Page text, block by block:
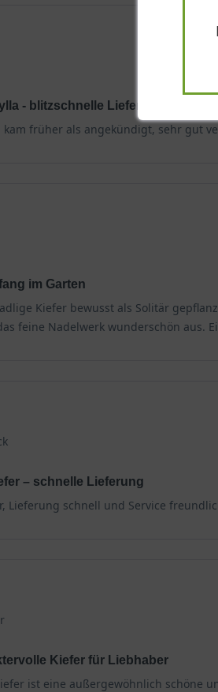
- blitzschnelle Lieferung
kam früher als angekündigt, sehr gut
im Garten
Kiefer bewusst als Solitär
feine Nadelwerk wunderschön aus.
– schnelle Lieferung
Lieferung schnell und Service
Kiefer für Liebhaber
ist eine außergewöhnlich schöne